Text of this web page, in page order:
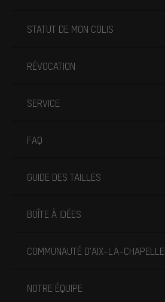
STATUT DE MON COLIS
RÉVOCATION
SERVICE
FAQ
GUIDE DES TAILLES
BOÎTE À IDÉES
COMMUNAUTÉ D'AIX-LA-CHAPELLE
NOTRE ÉQUIPE